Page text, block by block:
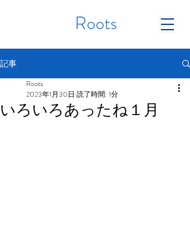
Roots
記事
いろいろあったね１月
Roots
2023年1月30日 読了時間: 1分